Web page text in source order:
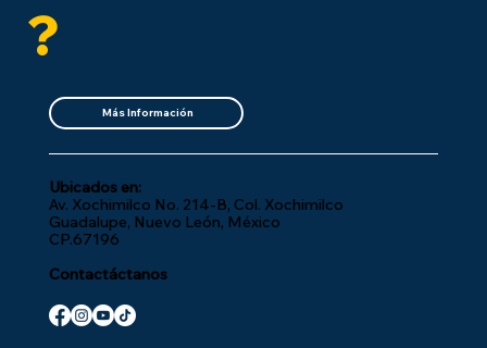
?
Más Información
Ubicados en:
Av. Xochimilco No. 214-B, Col. Xochimilco
Guadalupe, Nuevo León, México
CP.67196
Contactáctanos